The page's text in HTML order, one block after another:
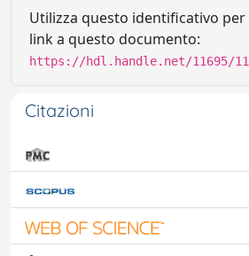
Utilizza questo identificativo
link a questo documento:
https://hdl.handle.net/11695/
Citazioni